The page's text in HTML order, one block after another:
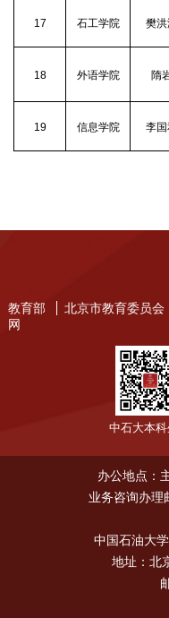
17 石工学院 樊
18 外语学院 隋
19 信息学院 李国
教育部 北京市教育委员会
网
中石大本
办公地点：
业务咨询办理
中国石油大
地址：北